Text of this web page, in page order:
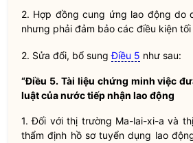
2. Hợp đồng cung ứng lao động do
nhưng phải đảm bảo các điều kiện
2. Sửa đổi, bổ sungĐiều 5 như sau:
“Điều 5. Tài liệu chứng minh việc
luậtcủa nước tiếp nhận lao động
1. Đối với thị trường Ma-lai-xi-a và
thẩm định hồ sơ tuyển dụng lao